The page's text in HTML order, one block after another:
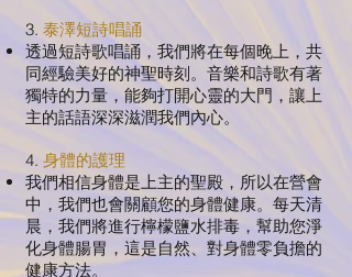
3. 泰澤短詩唱誦
透過短詩歌唱誦，我們將在每個晚上，共
同經驗美好的神聖時刻。音樂和詩歌有著
獨特的力量，能夠打開心靈的大門，讓上
主的話語深深滋潤我們內心。
4. 身體的護理
我們相信身體是上主的聖殿，所以在營會
中，我們也會關顧您的身體健康。每天清
晨，我們將進行檸檬鹽水排毒，幫助您淨
化身體腸胃，這是自然、對身體零負擔的
健康方法。